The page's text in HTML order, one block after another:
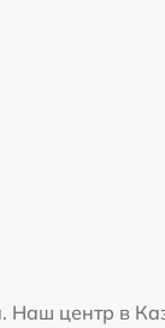
Наш центр в